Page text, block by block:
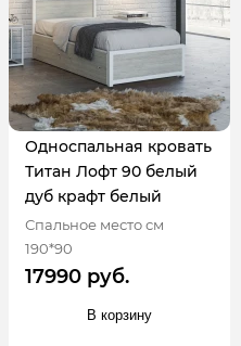
Односпальная кровать
Титан Лофт 90 белый
дуб крафт белый
Спальное место см
190*90
17990 руб.
В корзину